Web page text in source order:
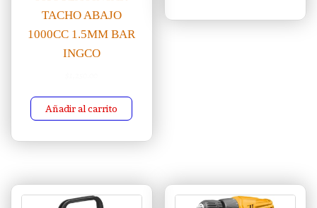
TACHO ABAJO
1000CC 1.5MM BAR
INGCO
Añadir al carrito